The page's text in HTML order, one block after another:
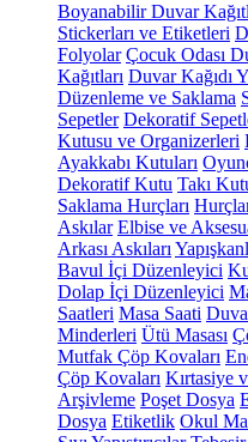
Boyanabilir Duvar
Stickerları ve Etiketleri
Folyolar Çocuk Odası
Kağıtları Duvar Kağıdı
Düzenleme ve Saklama
Sepetler Dekoratif
Kutusu ve Organizerleri
Ayakkabı Kutuları
Dekoratif Kutu Takı
Saklama Hurçları
Askılar Elbise ve
Arkası Askıları
Bavul İçi Düzenleyici
Dolap İçi Düzenleyici
Saatleri Masa Saati
Minderleri Ütü Masası
Mutfak Çöp Kovaları
Çöp Kovaları Kırtasiye
Arşivleme Poşet Dosya
Dosya Etiketlik Okul